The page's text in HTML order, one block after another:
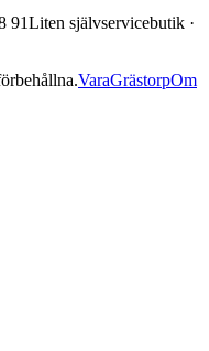
91Liten självservicebutik ·
VaraGrästorpOm